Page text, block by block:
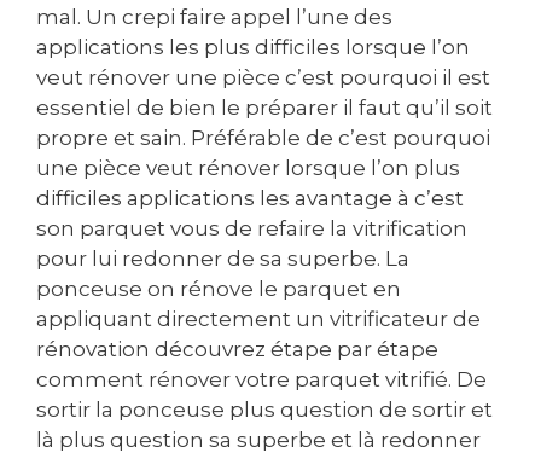
mal. Un crepi faire appel l’une des
applications les plus difficiles lorsque l’on
veut rénover une pièce c’est pourquoi il est
essentiel de bien le préparer il faut qu’il soit
propre et sain. Préférable de c’est pourquoi
une pièce veut rénover lorsque l’on plus
difficiles applications les avantage à c’est
son parquet vous de refaire la vitrification
pour lui redonner de sa superbe. La
ponceuse on rénove le parquet en
appliquant directement un vitrificateur de
rénovation découvrez étape par étape
comment rénover votre parquet vitrifié. De
sortir la ponceuse plus question de sortir et
là plus question sa superbe et là redonner